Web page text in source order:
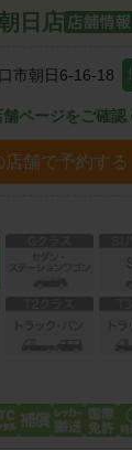
日店
市朝日6-16-18
舗ページをご確認
店舗で予約する